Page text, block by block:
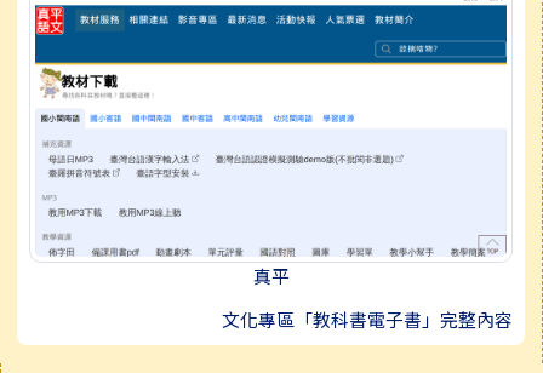
真平
文化專區「教科書電子書」完整內容